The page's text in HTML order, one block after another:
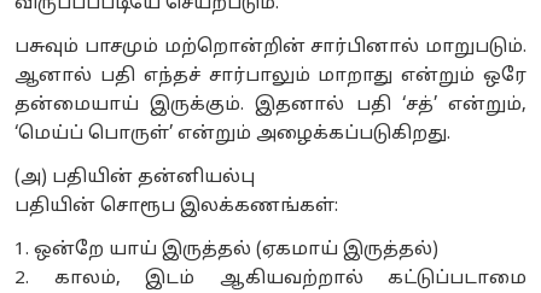
பசுவும் பாசமும் மற்றொன்றின் சார்பினால் மாறுபடும்.
ஆனால் பதி எந்தச் சார்பாலும் மாறாது என்றும் ஒரே
தன்மையாய் இருக்கும். இதனால் பதி ‘சத்’ என்றும்,
‘மெய்ப் பொருள்’ என்றும் அழைக்கப்படுகிறது.
(அ) பதியின் தன்னியல்பு
பதியின் சொரூப இலக்கணங்கள்:
1. ஒன்றே யாய் இருத்தல் (ஏகமாய் இருத்தல்)
2. காலம், இடம் ஆகியவற்றால் கட்டுப்படாமை